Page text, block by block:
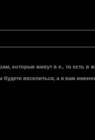
которые живут в е.. то есть
будете веселиться, а я вам